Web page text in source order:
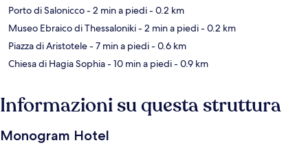
Porto di Salonicco- 2 min a piedi- 0.2 km
Museo Ebraico di Thessaloniki- 2 min a piedi- 0.2 km
Piazza di Aristotele- 7 min a piedi- 0.6 km
Chiesa di Hagia Sophia- 10 min a piedi- 0.9 km
Informazioni su questa struttura
Monogram Hotel